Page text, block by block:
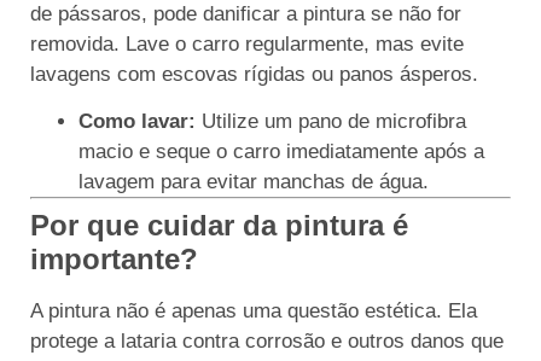
de pássaros, pode danificar a pintura se não for
removida. Lave o carro regularmente, mas evite
lavagens com escovas rígidas ou panos ásperos.
Como lavar: Utilize um pano de microfibra
macio e seque o carro imediatamente após a
lavagem para evitar manchas de água.
Por que cuidar da pintura é
importante?
A pintura não é apenas uma questão estética. Ela
protege a lataria contra corrosão e outros danos que